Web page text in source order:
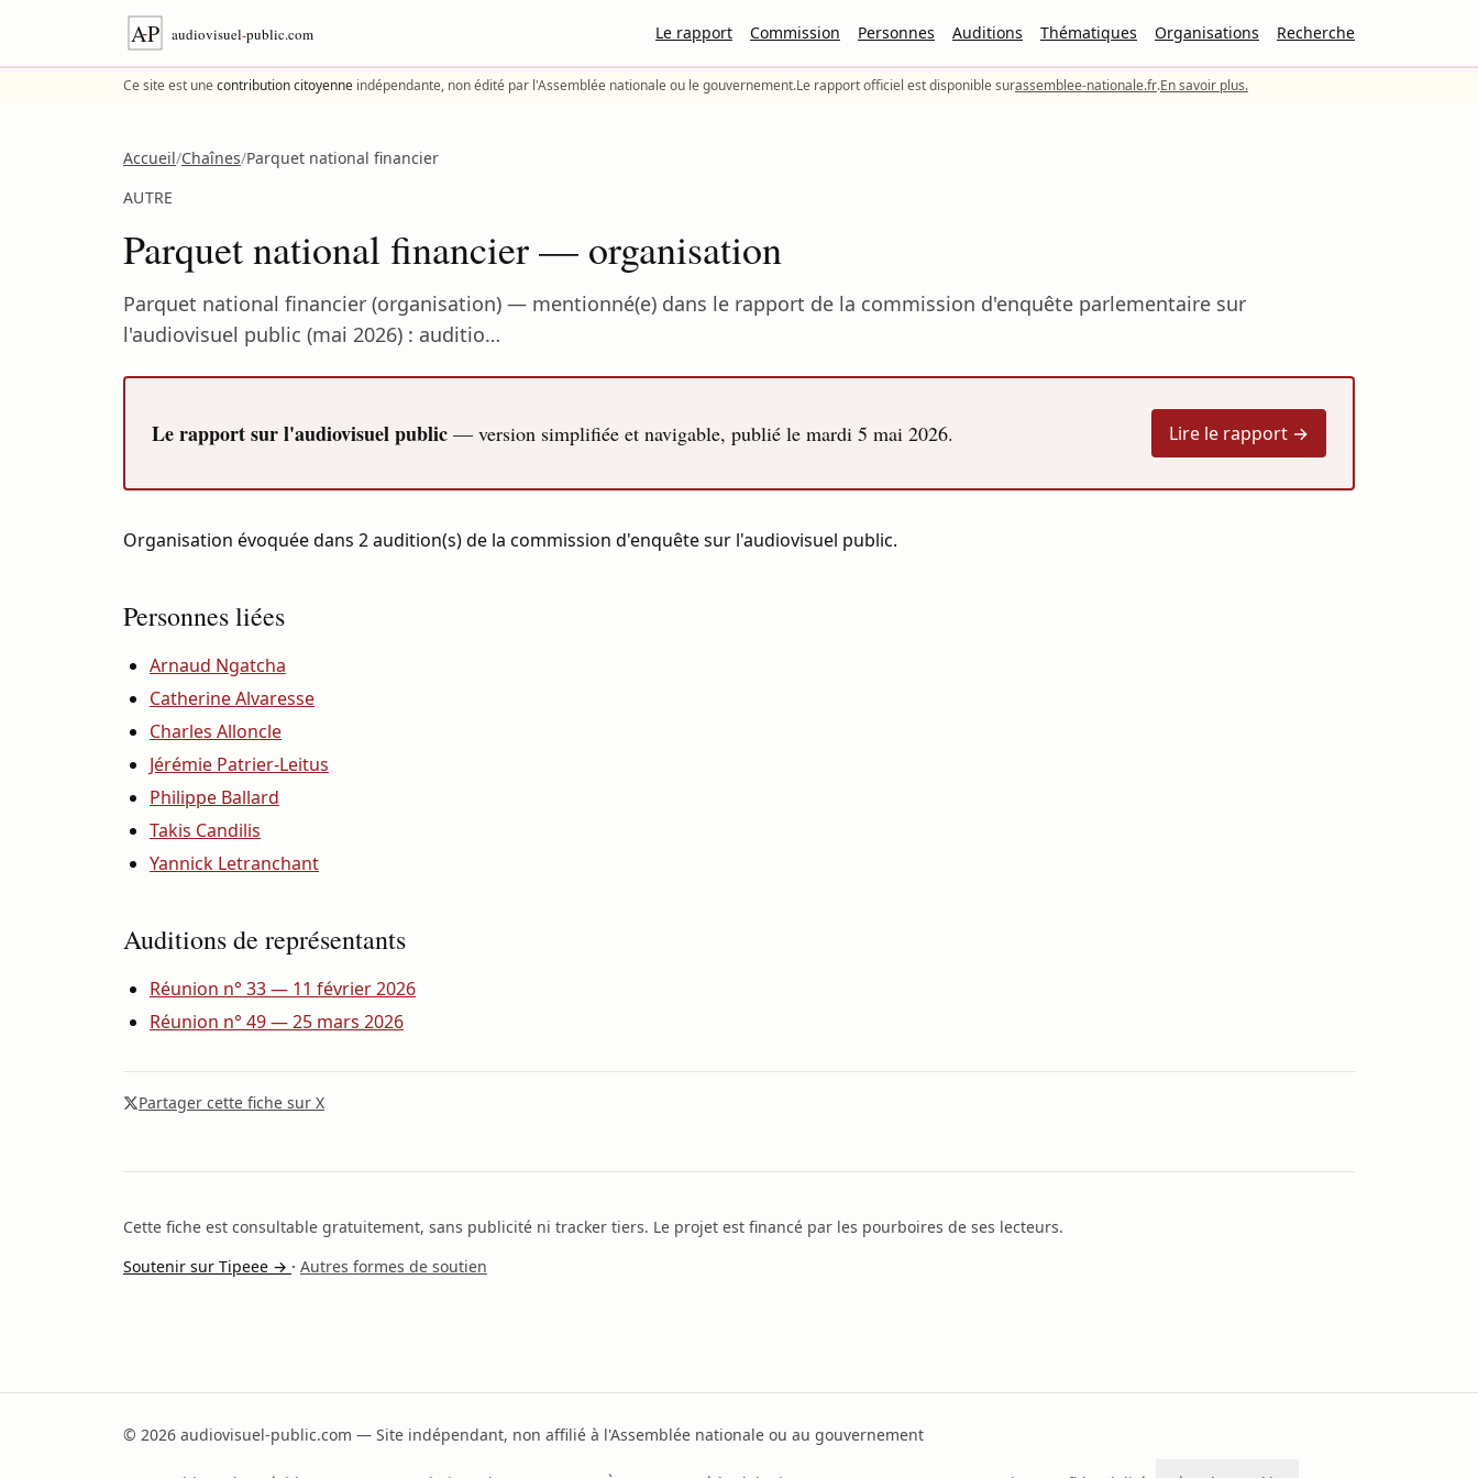
Aller au contenu
Le rapport Commission Personnes Auditions Thématiques Organisations Recherche
Ce site est unecontribution citoyenne indépendante, non édité par l'Assemblée nationale ou le gouvernement.Le rapport officiel est disponible surassemblee-nationale.fr.En savoir plus.
Accueil/Chaînes/Parquet national financier
AUTRE
Parquet national financier — organisation
Parquet national financier (organisation) — mentionné(e) dans le rapport de la commission d'enquête parlementaire sur
l'audiovisuel public (mai 2026) : auditio…
Le rapport sur l'audiovisuel public — version simplifiée et navigable, publié le mardi 5 mai 2026. Lire le rapport →
Organisation évoquée dans 2 audition(s) de la commission d'enquête sur l'audiovisuel public.
Personnes liées
Arnaud Ngatcha
Catherine Alvaresse
Charles Alloncle
Jérémie Patrier-Leitus
Philippe Ballard
Takis Candilis
Yannick Letranchant
Auditions de représentants
Réunion n° 33 — 11 février 2026
Réunion n° 49 — 25 mars 2026
Partager cette fiche sur X
Cette fiche est consultable gratuitement, sans publicité ni tracker tiers. Le projet est financé par les pourboires de ses lecteurs.
Soutenir sur Tipeee → · Autres formes de soutien
© 2026 audiovisuel-public.com — Site indépendant, non affilié à l'Assemblée nationale ou au gouvernement